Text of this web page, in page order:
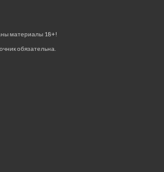
материалы 18+!
обязательна.